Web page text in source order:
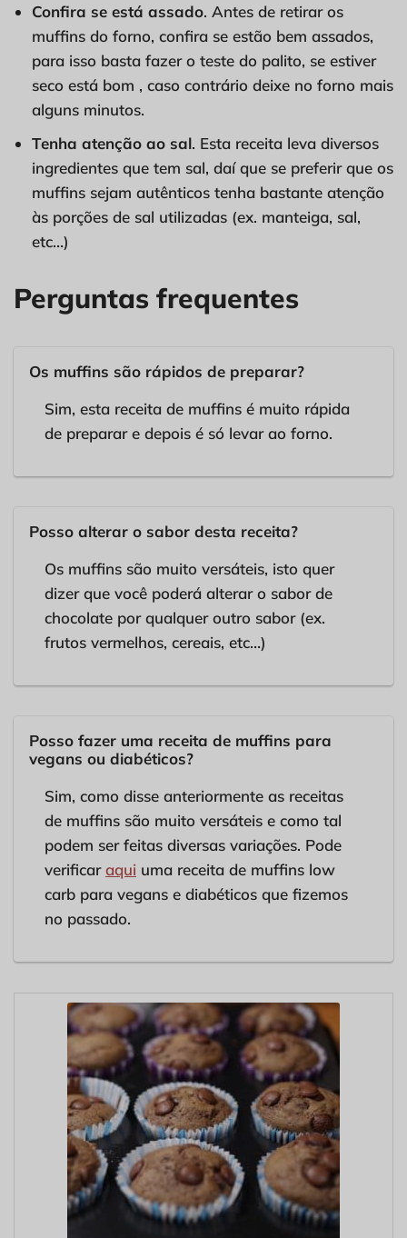
Confira se está assado. Antes de retirar os
muffins do forno, confira se estão bem assados,
para isso basta fazer o teste do palito, se estiver
seco está bom , caso contrário deixe no forno mais
alguns minutos.
Tenha atenção ao sal. Esta receita leva diversos
ingredientes que tem sal, daí que se preferir que os
muffins sejam autênticos tenha bastante atenção
às porções de sal utilizadas (ex. manteiga, sal,
etc…)
Perguntas frequentes
Os muffins são rápidos de preparar?
Sim, esta receita de muffins é muito rápida
de preparar e depois é só levar ao forno.
Posso alterar o sabor desta receita?
Os muffins são muito versáteis, isto quer
dizer que você poderá alterar o sabor de
chocolate por qualquer outro sabor (ex.
frutos vermelhos, cereais, etc…)
Posso fazer uma receita de muffins para
vegans ou diabéticos?
Sim, como disse anteriormente as receitas
de muffins são muito versáteis e como tal
podem ser feitas diversas variações. Pode
verificaraqui uma receita de muffins low
carb para vegans e diabéticos que fizemos
no passado.